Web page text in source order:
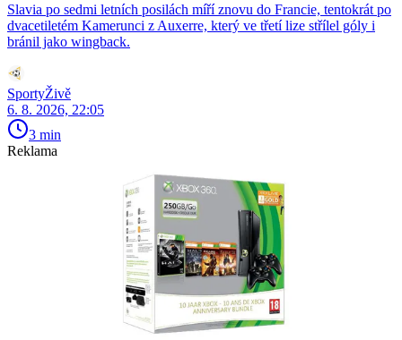
Slavia po sedmi letních posilách míří znovu do Francie, tentokrát po
dvacetiletém Kamerunci z Auxerre, který ve třetí lize střílel góly i
bránil jako wingback.
SportyŽivě
6. 8. 2026, 22:05
3 min
Reklama